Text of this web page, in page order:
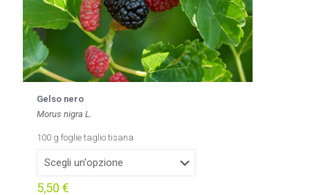
Gelso nero
Morus nigra L.
100 g foglie taglio tisana
5,50 €